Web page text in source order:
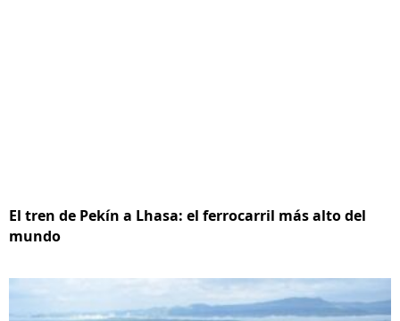
El tren de Pekín a Lhasa: el ferrocarril más alto del
mundo